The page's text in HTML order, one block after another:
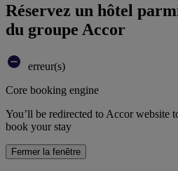
Réservez un hôtel
du groupe Accor
erreur(s)
Core booking engine
You’ll be redirected to Accor website
book your stay
Fermer la fenêtre